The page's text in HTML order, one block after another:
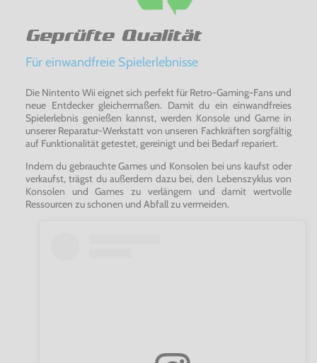
Geprüfte Qualität
Für einwandfreie Spielerlebnisse
Die Nintento Wii eignet sich perfekt für Retro-Gaming-Fans und
neue Entdecker gleichermaßen. Damit du ein einwandfreies
Spielerlebnis genießen kannst, werden Konsole und Game in
unserer Reparatur-Werkstatt von unseren Fachkräften sorgfältig
auf Funktionalität getestet, gereinigt und bei Bedarf repariert.
Indem du gebrauchte Games und Konsolen bei uns kaufst oder
verkaufst, trägst du außerdem dazu bei, den Lebenszyklus von
Konsolen und Games zu verlängern und damit wertvolle
Ressourcen zu schonen und Abfall zu vermeiden.